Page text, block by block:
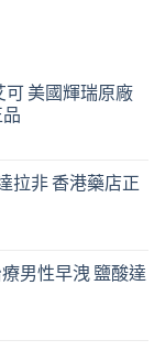
可 美國輝瑞原廠
拉非 香港藥店正
男性早洩 鹽酸達